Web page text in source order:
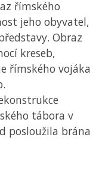
římského
jeho obyvatel,
Obraz
kreseb,
římského vojáka
tábora v
posloužila brána